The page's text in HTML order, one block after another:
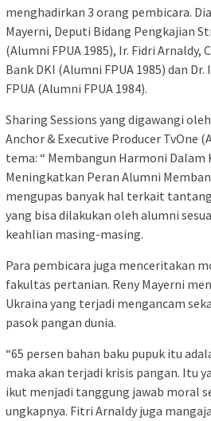
menghadirkan 3 orang pembicara.
Mayerni, Deputi Bidang Pengkajian
(Alumni FPUA 1985), Ir. Fidri Arnaldy,
Bank DKI (Alumni FPUA 1985) dan Dr.
FPUA (Alumni FPUA 1984).
Sharing Sessions yang digawangi
Anchor & Executive Producer TvOne
tema: “ Membangun Harmoni Dalam
Meningkatkan Peran Alumni
mengupas banyak hal terkait
yang bisa dilakukan oleh alumni
keahlian masing-masing.
Para pembicara juga menceritakan
fakultas pertanian. Reny Mayerni
Ukraina yang terjadi mengancam
pasok pangan dunia.
“65 persen bahan baku pupuk itu
maka akan terjadi krisis pangan. Itu
ikut menjadi tanggung jawab moral
ungkapnya. Fitri Arnaldy juga